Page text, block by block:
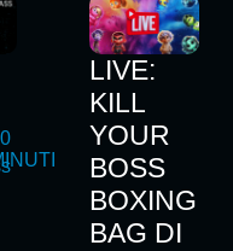
LIVE:
KILL
YOUR
BOSS
BOXING
BAG DI